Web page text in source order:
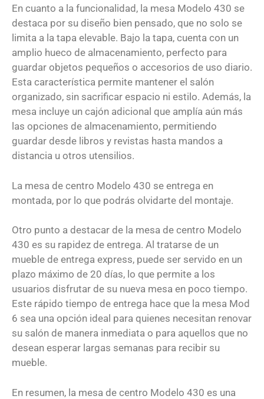
En cuanto a la funcionalidad, la mesa Modelo 430 se
destaca por su diseño bien pensado, que no solo se
limita a la tapa elevable. Bajo la tapa, cuenta con un
amplio hueco de almacenamiento, perfecto para
guardar objetos pequeños o accesorios de uso diario.
Esta característica permite mantener el salón
organizado, sin sacrificar espacio ni estilo. Además, la
mesa incluye un cajón adicional que amplía aún más
las opciones de almacenamiento, permitiendo
guardar desde libros y revistas hasta mandos a
distancia u otros utensilios.
La mesa de centro Modelo 430 se entrega en
montada, por lo que podrás olvidarte del montaje.
Otro punto a destacar de la mesa de centro Modelo
430 es su rapidez de entrega. Al tratarse de un
mueble de entrega express, puede ser servido en un
plazo máximo de 20 días, lo que permite a los
usuarios disfrutar de su nueva mesa en poco tiempo.
Este rápido tiempo de entrega hace que la mesa Mod
6 sea una opción ideal para quienes necesitan renovar
su salón de manera inmediata o para aquellos que no
desean esperar largas semanas para recibir su
mueble.
En resumen, la mesa de centro Modelo 430 es una